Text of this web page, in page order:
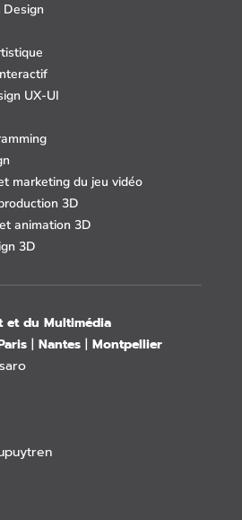
UX-UI
marketing du jeu vidéo
3D
animation 3D
3D
et du Multimédia
| Nantes | Montpellier